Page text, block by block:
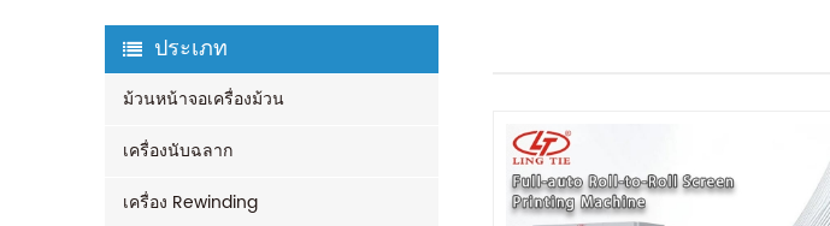
ประเภท
ม้วนหน้าจอเครื่องม้วน
เครื่องนับฉลาก
เครื่อง Rewinding